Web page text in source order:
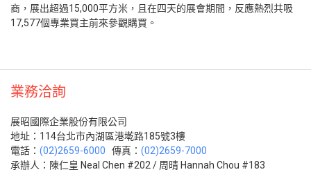
商，展出超過15,000平方米，且在四天的展會期間，反應熱烈共吸
17,577個專業買主前來參觀購買。
業務洽詢
展昭國際企業股份有限公司
地址：114台北市內湖區港墘路185號3樓
電話： (02)2659-6000 傳真： (02)2659-7000
承辦人：陳仁皇 Neal Chen #202 / 周晴 Hannah Chou #183